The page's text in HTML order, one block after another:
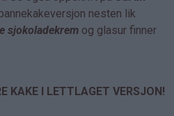
nesten lik
sjokoladekrem og glasur finner
KAKE I LETTLAGET VERSJON!